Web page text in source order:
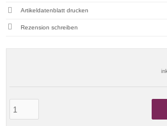
Artikeldatenblatt drucken
Rezension schreiben